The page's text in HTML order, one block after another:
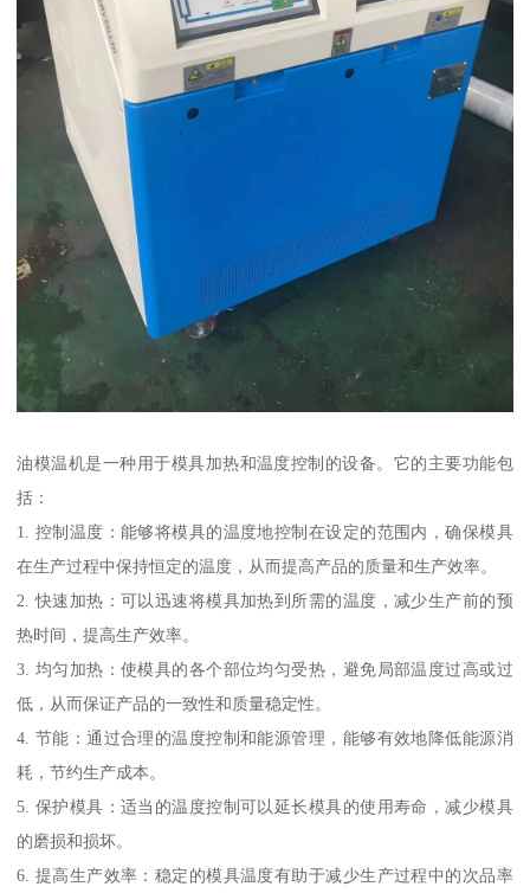
油模温机是一种用于模具加热和温度控制的设备。它的主要功能包
括：
1. 控制温度：能够将模具的温度地控制在设定的范围内，确保模具
在生产过程中保持恒定的温度，从而提高产品的质量和生产效率。
2. 快速加热：可以迅速将模具加热到所需的温度，减少生产前的预
热时间，提高生产效率。
3. 均匀加热：使模具的各个部位均匀受热，避免局部温度过高或过
低，从而保证产品的一致性和质量稳定性。
4. 节能：通过合理的温度控制和能源管理，能够有效地降低能源消
耗，节约生产成本。
5. 保护模具：适当的温度控制可以延长模具的使用寿命，减少模具
的磨损和损坏。
6. 提高生产效率：稳定的模具温度有助于减少生产过程中的次品率